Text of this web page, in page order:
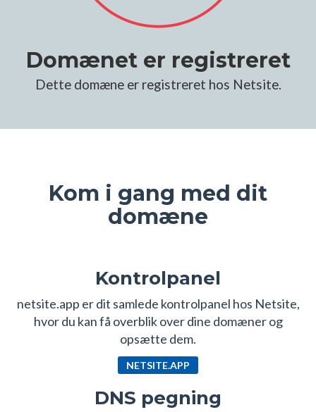
Domænet er registreret
Dette domæne er registreret hos Netsite.
Kom i gang med dit
domæne
Kontrolpanel
netsite.app er dit samlede kontrolpanel hos Netsite,
hvor du kan få overblik over dine domæner og
opsætte dem.
NETSITE.APP
DNS pegning